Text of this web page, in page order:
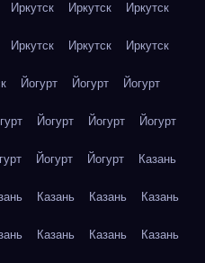
Иркутск Иркутск Иркутск
Иркутск Иркутск Иркутск
Йогурт Йогурт Йогурт
Йогурт Йогурт Йогурт
Йогурт Йогурт Казань
Казань Казань Казань
Казань Казань Казань